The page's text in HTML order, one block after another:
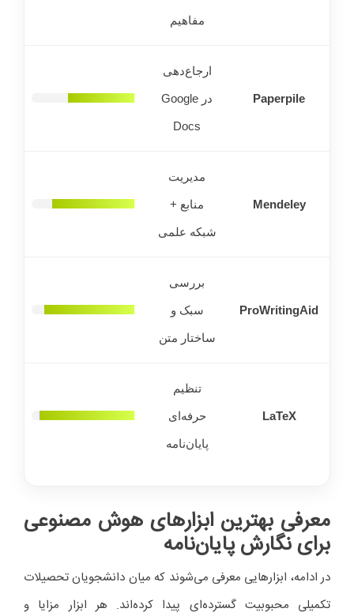
مفاهیم
Paperpile
ارجاع‌دهی
در Google
Docs
Mendeley
مدیریت
منابع +
شبکه علمی
ProWritingAid
بررسی
سبک و
ساختار متن
LaTeX
تنظیم
حرفه‌ای
پایان‌نامه
معرفی بهترین ابزارهای هوش مصنوعی
برای نگارش پایان‌نامه
در ادامه، ابزارهایی معرفی می‌شوند که میان دانشجویان تحصیلات
تکمیلی محبوبیت گسترده‌ای پیدا کرده‌اند. هر ابزار مزایا و